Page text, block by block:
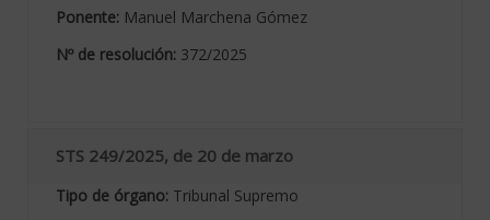
Ponente: Manuel Marchena Gómez
Nº de resolución: 372/2025
STS 249/2025, de 20 de marzo
Tipo de órgano: Tribunal Supremo